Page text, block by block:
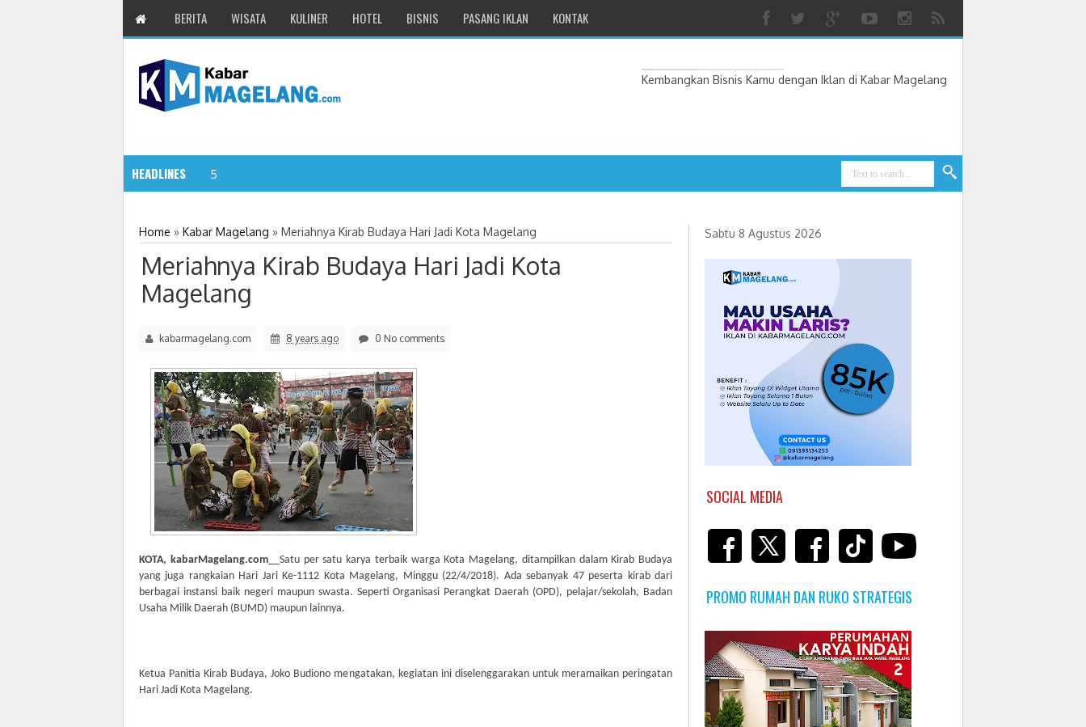
BERITA WISATA KULINER HOTEL BISNIS PASANG IKLAN KONTAK
Kembangkan Bisnis Kamu dengan Iklan di Kabar Magelang
HEADLINES 5:32 PM
Home » Kabar Magelang » Meriahnya Kirab Budaya Hari Jadi Kota Magelang
Meriahnya Kirab Budaya Hari Jadi Kota
Magelang
kabarmagelang.com 8 years ago 0 No comments
KOTA, kabarMagelang.com__Satu per satu karya terbaik warga Kota Magelang, ditampilkan dalam Kirab Budaya
yang juga rangkaian Hari Jari Ke-1112 Kota Magelang, Minggu (22/4/2018). Ada sebanyak 47 peserta kirab dari
berbagai instansi baik negeri maupun swasta. Seperti Organisasi Perangkat Daerah (OPD), pelajar/sekolah, Badan
Usaha Milik Daerah (BUMD) maupun lainnya.
Ketua Panitia Kirab Budaya, Joko Budiono mengatakan, kegiatan ini diselenggarakan untuk meramaikan peringatan
Hari Jadi Kota Magelang.
Sabtu 8 Agustus 2026
SOCIAL MEDIA
PROMO RUMAH DAN RUKO STRATEGIS